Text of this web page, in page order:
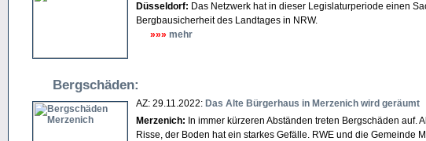
Düsseldorf: Das Netzwerk hat in dieser Legislaturperiode einen
Bergbausicherheit des Landtages in NRW.
»»» mehr
Bergschäden:
AZ: 29.11.2022: Das Alte Bürgerhaus in Merzenich wird geräumt
Merzenich: In immer kürzeren Abständen treten Bergschäden auf.
Risse, der Boden hat ein starkes Gefälle. RWE und die Gemeinde